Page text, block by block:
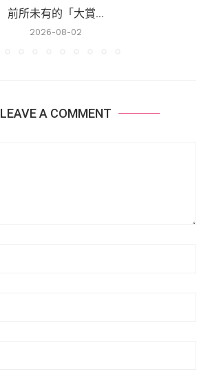
前所未有的「大賞...
2026-08-02
LEAVE A COMMENT